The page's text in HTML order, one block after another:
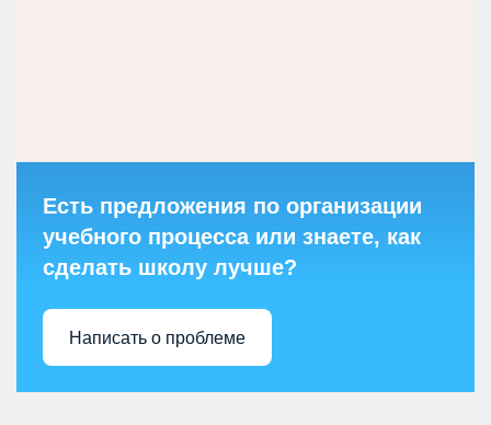
Есть предложения по организации
учебного процесса или знаете, как
сделать школу лучше?
Написать о проблеме